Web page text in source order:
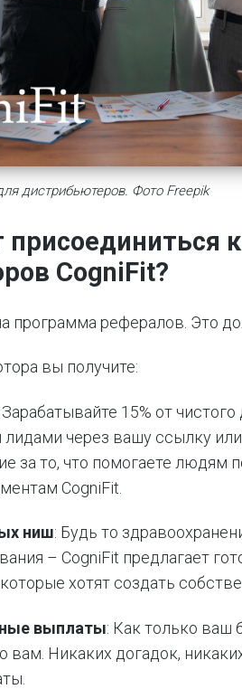
дистрибьютеров. Фото Freepik
присоединиться
CogniFit?
программа рефералов. Это
вы получите:
Зарабатывайте 15% от
через вашу ссылку или
за то, что помогаете людям
CogniFit.
ниш: Будь то
– CogniFit предлагает
которые хотят создать
выплаты: Как только ваш
вам. Никаких догадок,